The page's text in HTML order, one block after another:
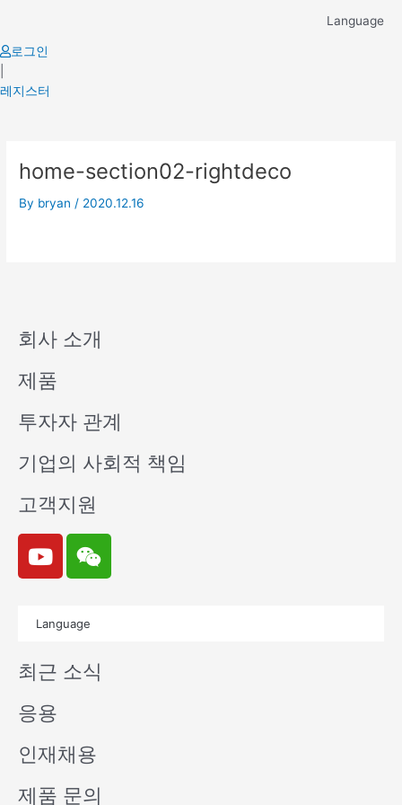
content
Language
로그인
레지스터
home-section02-rightdeco
By bryan / 2020.12.16
회사 소개
제품
투자자 관계
기업의 사회적 책임
고객지원
Y
o
u
e
W
e
i
n
Language
최근 소식
응용
인재채용
제품 문의